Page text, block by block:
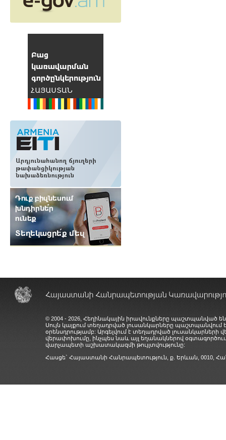
© 2004 - 2026, Հեղինակային իրավունքները պաշտպանված
Սույն կայքում տեղադրված լուսանկարները
օրենսդրությամբ: Արգելվում է տեղադրված
վերափոխումը, ինչպես նաև այլ եղանակներով
վարչապետի աշխատակազմի թույլտվությունը:
Հասցե` Հայաստանի Հանրապետություն, ք. Երևան, 0010,